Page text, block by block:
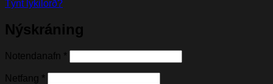
Týnt lykilorð?
Nýskráning
Notendanafn *
Netfang *